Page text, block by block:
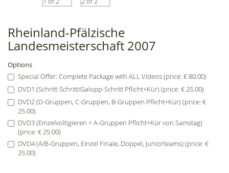
Rheinland-Pfälzische
Landesmeisterschaft 2007
Options
Special Offer: Complete Package with ALL Videos (price: € 80.00)
DVD1 (Schritt-Schritt/Galopp-Schritt Pflicht+Kür) (price: € 25.00)
DVD2 (D-Gruppen, C-Gruppen, B-Gruppen Pflicht+Kür) (price: €
25.00)
DVD3 (Einzelvoltigieren + A-Gruppen Pflicht+Kür von Samstag)
(price: € 25.00)
DVD4 (A/B-Gruppen, Einzel Finale, Doppel, Juniorteams) (price: €
25.00)